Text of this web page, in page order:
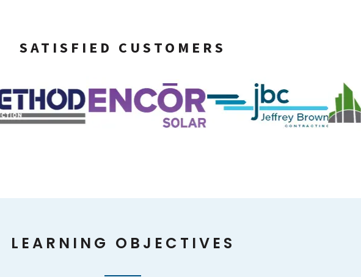
SATISFIED CUSTOMERS
LEARNING OBJECTIVES